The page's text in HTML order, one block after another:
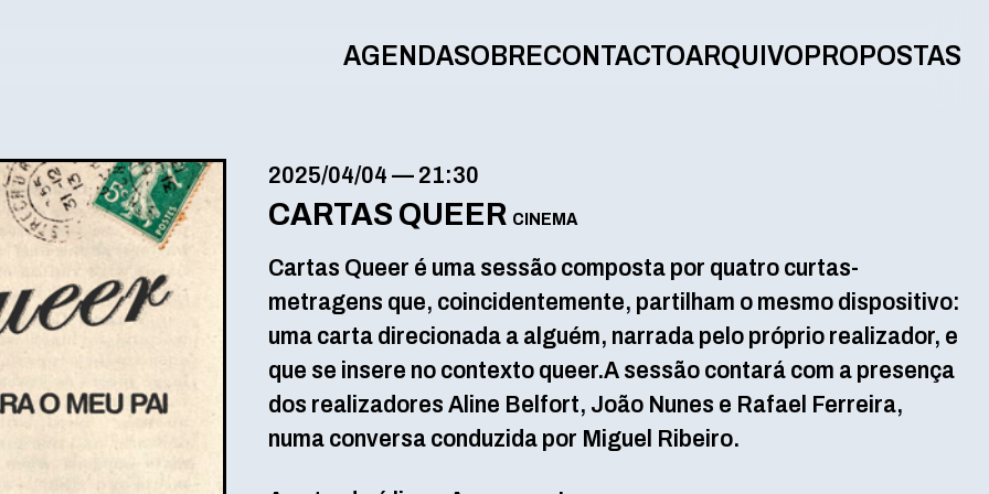
AGENDASOBRECONTACTOARQUIVO PROPOSTAS
2025/04/04 — 21:30
CARTAS QUEER CINEMA
Cartas Queer é uma sessão composta por quatro curtas-
metragens que, coincidentemente, partilham o mesmo dispositivo:
uma carta direcionada a alguém, narrada pelo próprio realizador, e
que se insere no contexto queer.A sessão contará com a presença
dos realizadores Aline Belfort, João Nunes e Rafael Ferreira,
numa conversa conduzida por Miguel Ribeiro.